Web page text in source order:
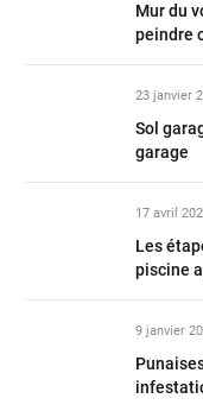
Mur du
peindre
23 janvier
Sol
garage
17 avril
Les
piscine
9 janvier